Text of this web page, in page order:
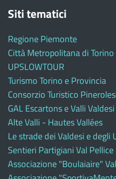
Siti tematici
Regione Piemonte
Città Metropolitana di Torino
UPSLOWTOUR
Turismo Torino e Provincia
Consorzio Turistico
GAL Escartons e Valli Valdesi
Alte Valli - Hautes Vallées
Le strade dei Valdesi e degli
Sentieri Partigiani Val Pellice
Associazione "Boulaiaire"